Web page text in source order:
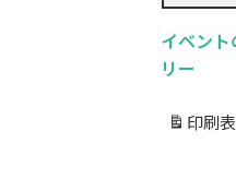
イベン
リー
印刷